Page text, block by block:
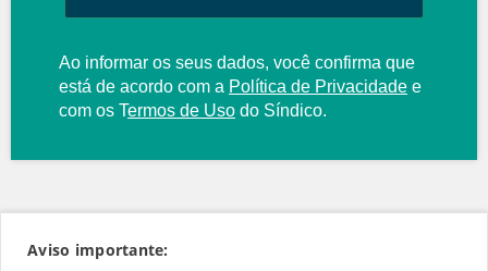
Ao informar os seus dados, você confirma que
está de acordo com a Política de Privacidade e
com os Termos de Uso do Síndico.
Aviso importante: